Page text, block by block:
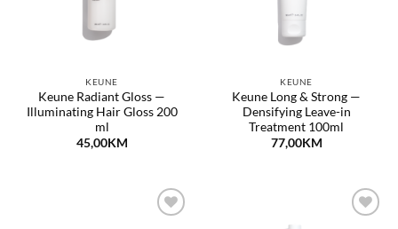
KEUNE
Keune Radiant Gloss —
Illuminating Hair Gloss 200
ml
45,00KM
KEUNE
Keune Long & Strong —
Densifying Leave-in
Treatment 100ml
77,00KM